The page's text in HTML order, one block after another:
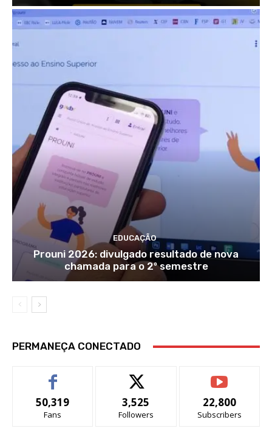
EDUCAÇÃO
Prouni 2026: divulgado resultado de nova
chamada para o 2º semestre
PERMANEÇA CONECTADO
50,319
Fans
3,525
Followers
22,800
Subscribers